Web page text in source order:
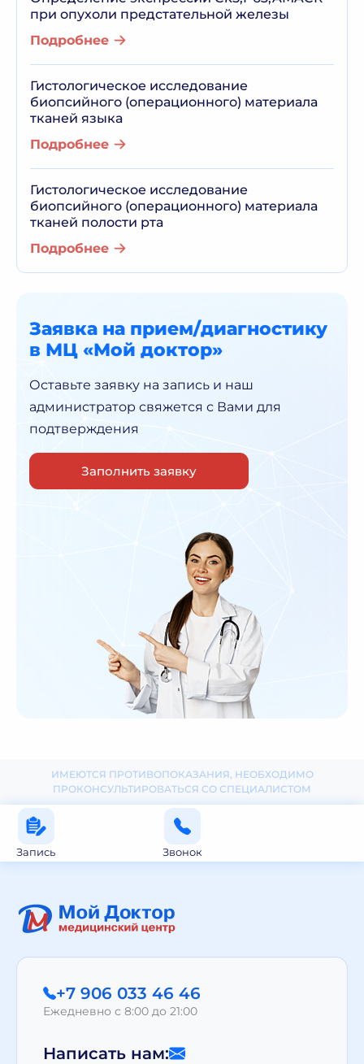
при опухоли предстательной железы
Подробнее
Гистологическое исследование
биопсийного (операционного) материала
тканей языка
Подробнее
Гистологическое исследование
биопсийного (операционного) материала
тканей полости рта
Подробнее
Заявка на прием/диагностику
в МЦ «Мой доктор»
Оставьте заявку на запись и наш
администратор свяжется с Вами для
подтверждения
Заполнить заявку
ИМЕЮТСЯ ПРОТИВОПОКАЗАНИЯ, НЕОБХОДИМО
ПРОКОНСУЛЬТИРОВАТЬСЯ СО СПЕЦИАЛИСТОМ
Запись Звонок
+7 906 033 46 46
Ежедневно с 8:00 до 21:00
Написать нам: